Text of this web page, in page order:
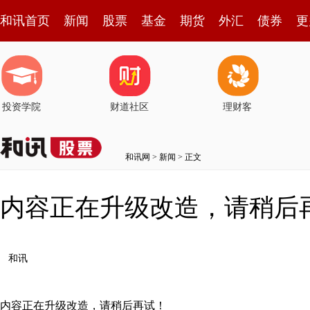
和讯首页 新闻 股票 基金 期货 外汇 债券
投资学院 财道社区 理财客
和讯网 > 新闻 > 正文
内容正在升级改造，请稍后
和讯
内容正在升级改造，请稍后再试！